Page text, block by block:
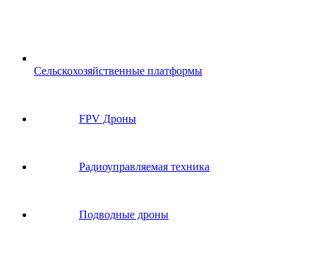
Сельскохозяйственные платформы
FPV Дроны
Радиоуправляемая техника
Подводные дроны